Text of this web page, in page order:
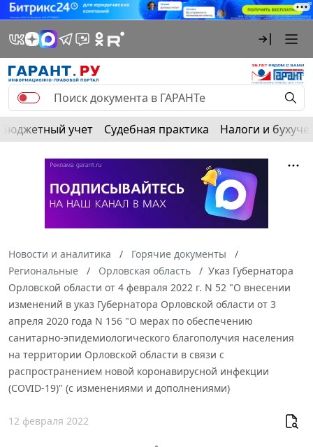
Бюджетный учет Судебная практика Налоги и
Новости и аналитика
Горячие документы
Региональные
Орловская область
Указ Губернатора
Орловской области от 4 февраля 2022 г. N 52 "О внесении
изменений в указ Губернатора Орловской области от 3
апреля 2020 года N 156 "О мерах по обеспечению
санитарно-эпидемиологического благополучия населения
на территории Орловской области в связи с
распространением новой коронавирусной инфекции
(COVID-19)" (с изменениями и дополнениями)
12 февраля 2022